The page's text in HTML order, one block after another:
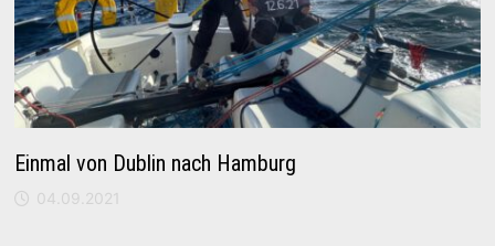
Einmal von Dublin nach Hamburg
04.09.2021